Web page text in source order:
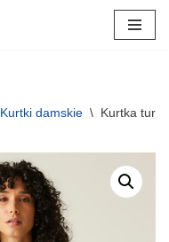
Kurtki damskie \ Kurtka